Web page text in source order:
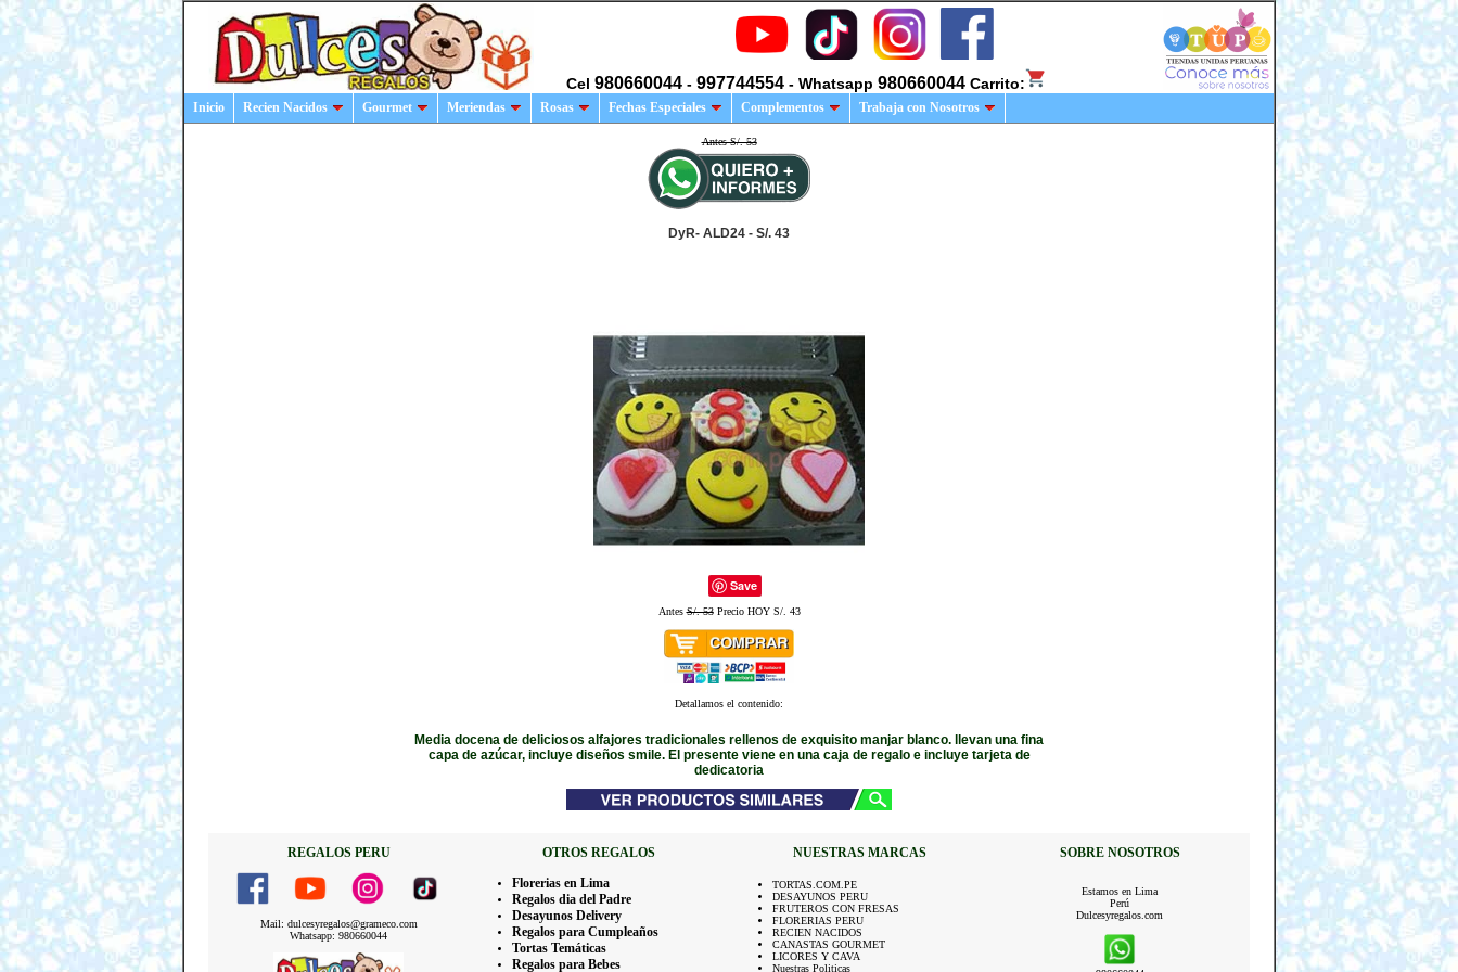
Cel 980660044 - 997744554 - Whatsapp 980660044 Carrito:
Inicio Recien Nacidos Gourmet Meriendas Rosas Fechas Especiales Complementos Trabaja con Nosotros
Antes S/. 53
DyR- ALD24 - S/. 43
Save
AntesS/. 53Precio HOY S/. 43
Detallamos el contenido:
Media docena de deliciosos alfajores tradicionales rellenos de exquisito manjar blanco. llevan una fina
capa de azúcar, incluye diseños smile. El presente viene en una caja de regalo e incluye tarjeta de
dedicatoria
REGALOS PERU OTROS REGALOS NUESTRAS MARCAS SOBRE NOSOTROS
Mail: dulcesyregalos@grameco.com
Whatsapp: 980660044
Florerias en Lima
Regalos dia del Padre
Desayunos Delivery
Regalos para Cumpleaños
Tortas Temáticas
Regalos para Bebes
TORTAS.COM.PE
DESAYUNOS PERU
FRUTEROS CON FRESAS
FLORERIAS PERU
RECIEN NACIDOS
CANASTAS GOURMET
LICORES Y CAVA
Nuestras Politicas
Estamos en Lima
Perú
Dulcesyregalos.com